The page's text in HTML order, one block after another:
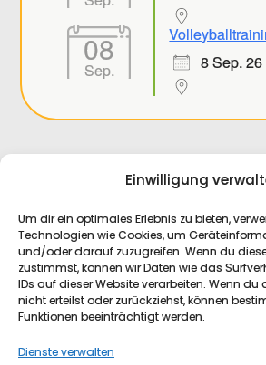
Einwilligung
Um dir ein optimales Erlebnis zu bieten,
Technologien wie Cookies, um
und/oder darauf zuzugreifen. Wenn du
zustimmst, können wir Daten wie das
IDs auf dieser Website verarbeiten. Wenn du
nicht erteilst oder zurückziehst, können
Funktionen beeinträchtigt werden.
Dienste verwalten
08
Sep.
8 Sep. 26
Datenschutz
Impressum